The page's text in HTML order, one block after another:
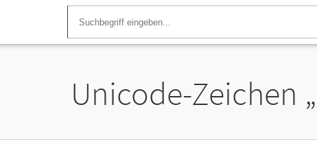
Unicode-Zeichen „